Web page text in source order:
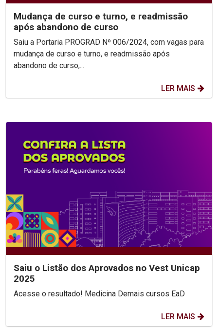
Mudança de curso e turno, e readmissão
após abandono de curso
Saiu a Portaria PROGRAD Nº 006/2024, com vagas para
mudança de curso e turno, e readmissão após
abandono de curso,...
LER MAIS
Saiu o Listão dos Aprovados no Vest Unicap
2025
Acesse o resultado! Medicina Demais cursos EaD
LER MAIS